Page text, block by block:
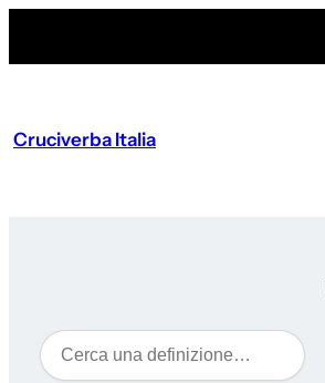
Cruciverba Italia
Cerca